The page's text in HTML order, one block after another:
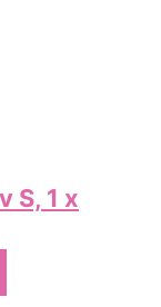
S, 1 x